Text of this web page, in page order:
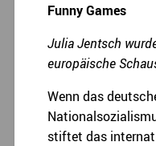
Funny Games
Julia Jentsch
europäische
Wenn das
stiftet das